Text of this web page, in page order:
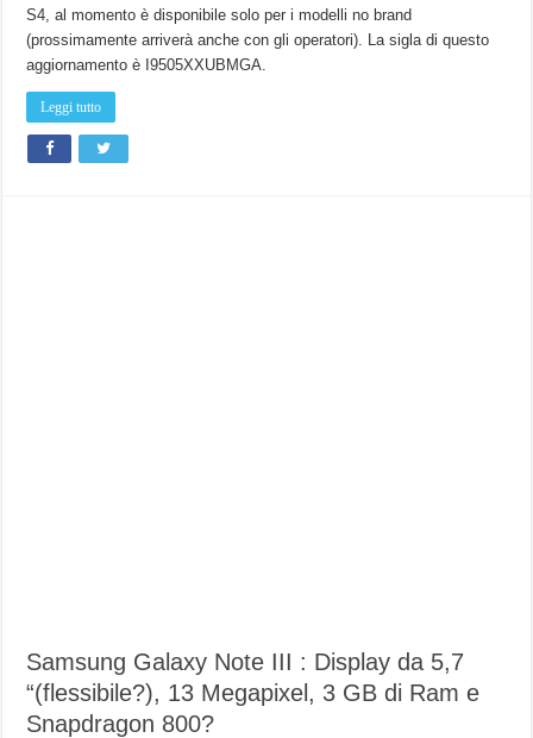
S4, al momento è disponibile solo per i modelli no brand
(prossimamente arriverà anche con gli operatori). La sigla di questo
aggiornamento è I9505XXUBMGA.
Leggi tutto
Samsung Galaxy Note III : Display da 5,7
“(flessibile?), 13 Megapixel, 3 GB di Ram e
Snapdragon 800?